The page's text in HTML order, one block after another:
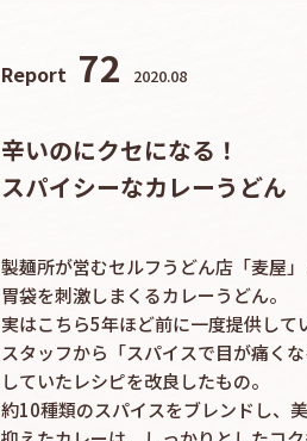
Report 72 2020.08
辛いのにクセになる！
スパイシーなカレーうどん
製麺所が営むセルフうどん店「麦屋
胃袋を刺激しまくるカレーうどん。
実はこちら5年ほど前に一度提供し
スタッフから「スパイスで目が痛く
していたレシピを改良したもの。
約10種類のスパイスをブレンドし、